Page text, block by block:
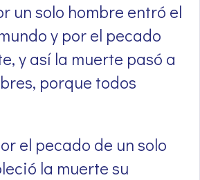
un solo hombre entró el
y por el pecado
y así la muerte pasó a
porque todos
el pecado de un solo
la muerte su